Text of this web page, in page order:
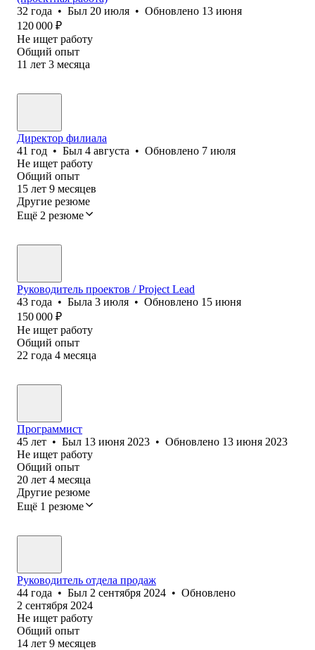
32 года • Был 20 июля • Обновлено 13 июня
120 000 ₽
Не ищет работу
Общий опыт
11 лет 3 месяца
Директор филиала
41 год • Был 4 августа • Обновлено 7 июля
Не ищет работу
Общий опыт
15 лет 9 месяцев
Другие резюме
Ещё 2 резюме
Руководитель проектов / Project Lead
43 года • Была 3 июля • Обновлено 15 июня
150 000 ₽
Не ищет работу
Общий опыт
22 года 4 месяца
Программист
45 лет • Был 13 июня 2023 • Обновлено 13 июня 2023
Не ищет работу
Общий опыт
20 лет 4 месяца
Другие резюме
Ещё 1 резюме
Руководитель отдела продаж
44 года • Был 2 сентября 2024 • Обновлено
2 сентября 2024
Не ищет работу
Общий опыт
14 лет 9 месяцев